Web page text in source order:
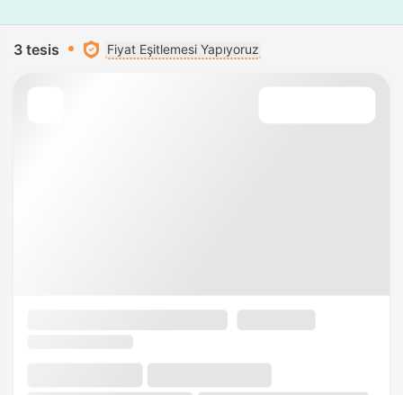
3 tesis Fiyat Eşitlemesi Yapıyoruz